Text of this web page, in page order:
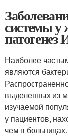
системы
Наиболее
являются
выделенных из
изучаемой
у пациентов,
чем в больницах.